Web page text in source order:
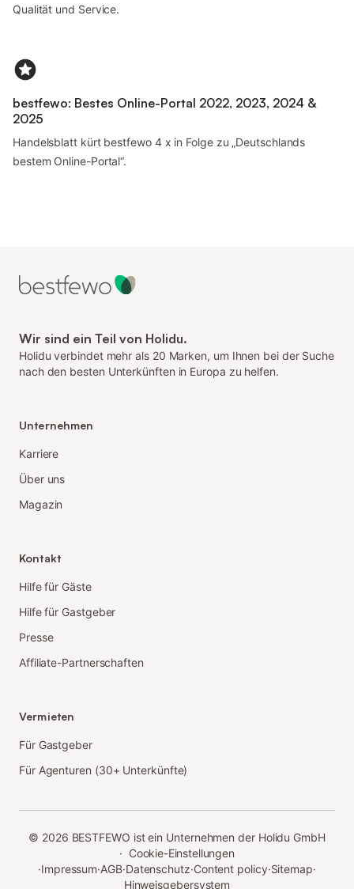
Qualität und Service.
bestfewo: Bestes Online-Portal 2022, 2023, 2024 &
2025
Handelsblatt kürt bestfewo 4 x in Folge zu „Deutschlands
bestem Online-Portal“.
Wir sind ein Teil von Holidu.
Holidu verbindet mehr als 20 Marken, um Ihnen bei der Suche
nach den besten Unterkünften in Europa zu helfen.
Unternehmen
Karriere
Über uns
Magazin
Kontakt
Hilfe für Gäste
Hilfe für Gastgeber
Presse
Affiliate-Partnerschaften
Vermieten
Für Gastgeber
Für Agenturen (30+ Unterkünfte)
© 2026 BESTFEWO ist ein Unternehmen der Holidu GmbH
· Cookie-Einstellungen
·Impressum·AGB·Datenschutz·Content policy·Sitemap·
Hinweisgebersystem